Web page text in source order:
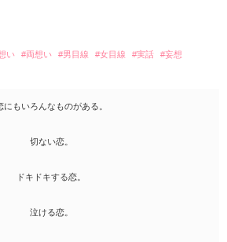
い #両想い #男目線 #女目線 #実話
#妄想
にもいろんなものがある。
切ない恋。
ドキドキする恋。
泣ける恋。